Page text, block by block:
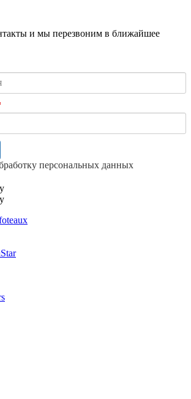
и мы перезвоним в ближайшее
персональных данных